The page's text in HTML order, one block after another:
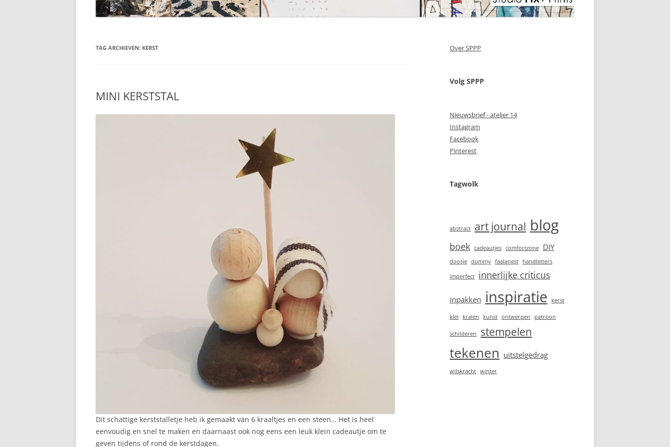
TAG ARCHIEVEN: KERST
MINI KERSTSTAL
Dit schattige kerststalletje heb ik gemaakt van 6 kraaltjes en een steen… Het is heel
eenvoudig en snel te maken en daarnaast ook nog eens een leuk klein cadeautje om te
geven tijdens of rond de kerstdagen.
Over SPPP
Volg SPPP
Nieuwsbrief - atelier 14
Instagram
Facebook
Pinterest
Tagwolk
abstract art journal blog
boek cadeautjes comfortzone DIY
doosje dummy faalangst handletters
imperfect innerlijke criticus
inpakken inspiratie kerst
klei kralen kunst ontwerpen patroon
schilderen stempelen
tekenen uitstelgedrag
wilskracht winter